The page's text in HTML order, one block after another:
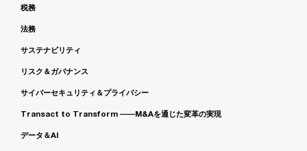
税務
法務
サステナビリティ
リスク＆ガバナンス
サイバーセキュリティ＆プライバシー
Transact to Transform ――M&Aを通じた変革の実現
データ＆AI